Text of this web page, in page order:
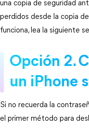
una copia de seguridad
perdidos desde la copia
funciona, lea la siguiente
Opción 2.
un iPhone
Si no recuerda la
el primer método para